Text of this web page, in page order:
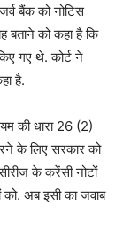
बैंक को नोटिस
बताने को कहा है कि
गए थे. कोर्ट ने
है.
की धारा 26 (2)
के लिए सरकार को
के करेंसी नोटों
को. अब इसी का जवाब